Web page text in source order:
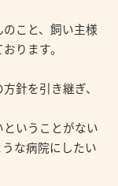
こと、飼い主様
ります。
針を引き継ぎ、
いうことがない
な病院にしたい